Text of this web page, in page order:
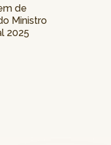
de
Ministro
2025